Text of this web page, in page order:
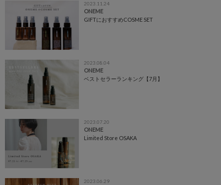
2023.11.24
ONEME
GIFTにおすすめCOSME SET
2023.08.04
ONEME
ベストセラーランキング【7月】
2023.07.20
ONEME
Limited Store OSAKA
2023.06.29